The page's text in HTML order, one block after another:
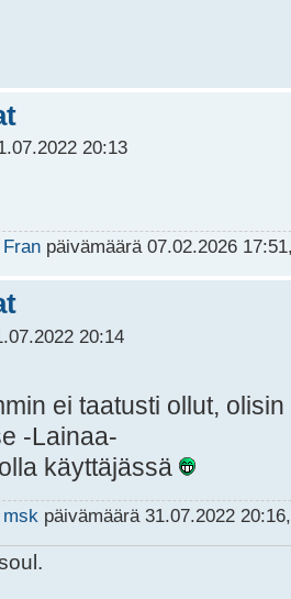
20:13
Fran päivämäärä 07.02.2026
20:14
ei taatusti ollut,
-Lainaa-
käyttäjässä
msk päivämäärä 31.07.2022